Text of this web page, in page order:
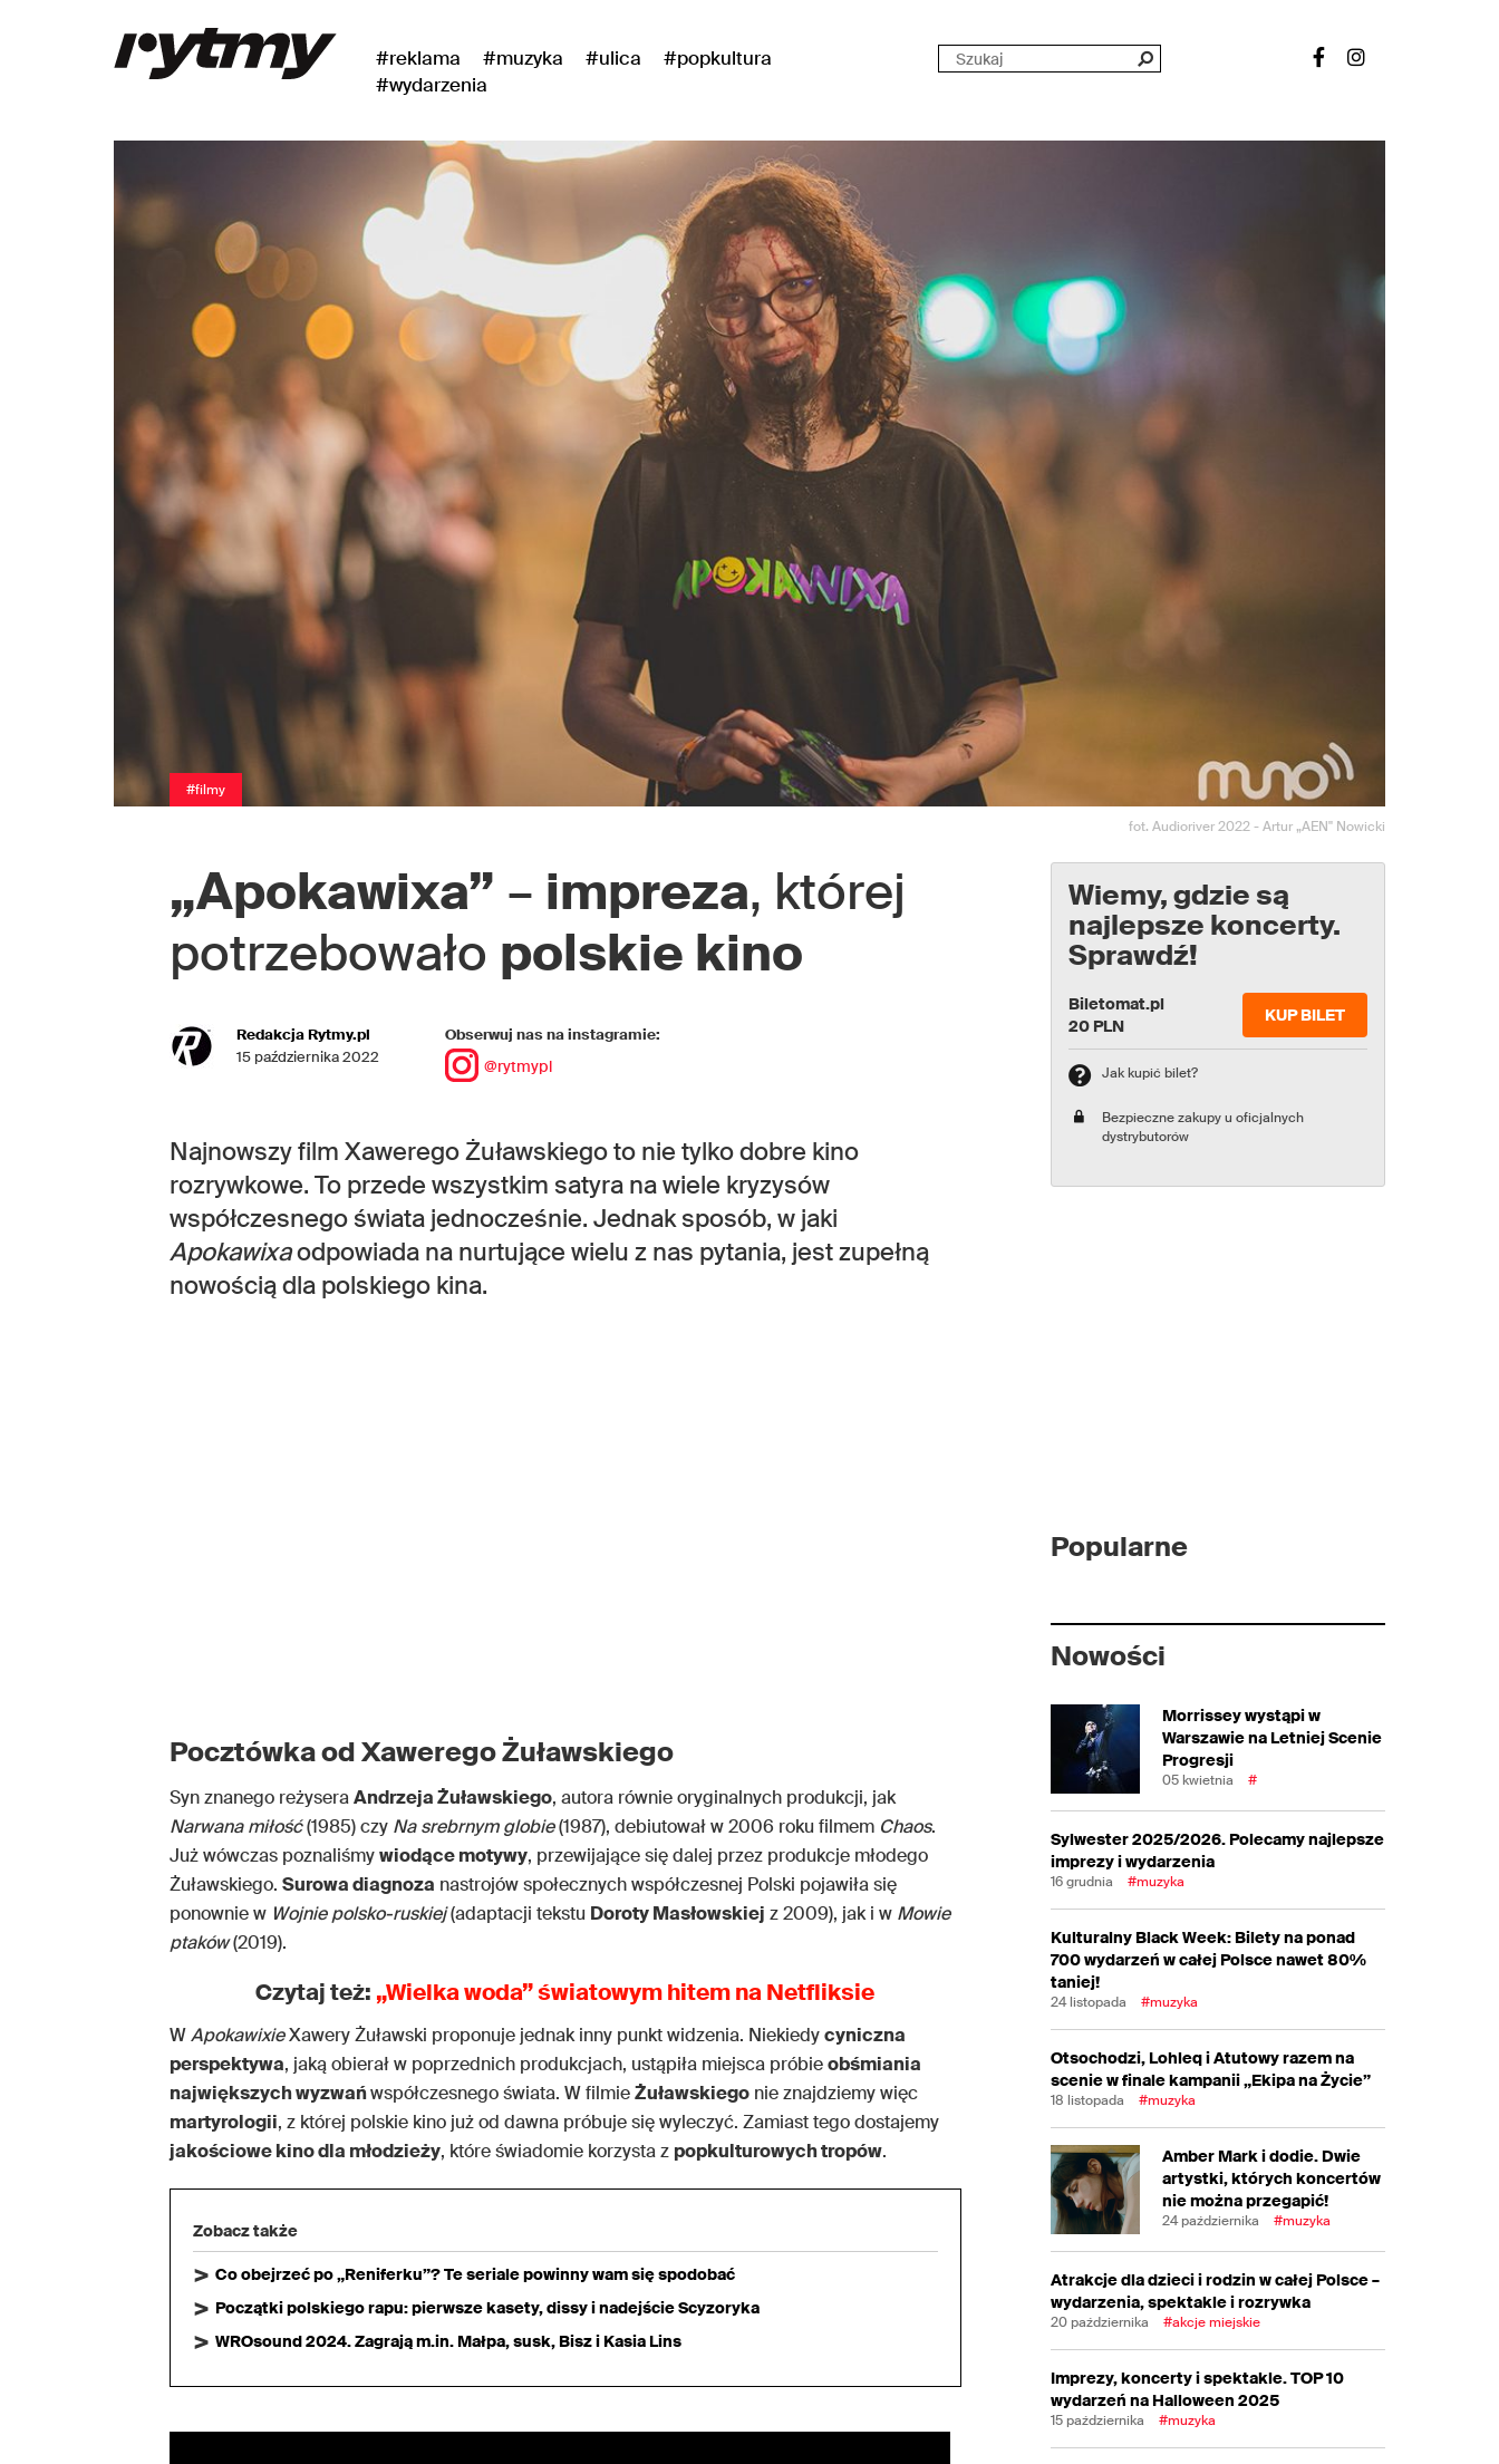
#reklama #muzyka #ulica
#popkultura
#wydarzenia
#filmy
fot. Audioriver 2022 - Artur „AEN" Nowicki
„Apokawixa” – impreza, której
potrzebowało polskie kino
Redakcja Rytmy.pl
15 października 2022
Obserwuj nas na instagramie:
@rytmypl
Najnowszy film Xawerego Żuławskiego to nie tylko dobre kino
rozrywkowe. To przede wszystkim satyra na wiele kryzysów
współczesnego świata jednocześnie. Jednak sposób, w jaki
Apokawixaodpowiada na nurtujące wielu z nas pytania, jest zupełną
nowością dla polskiego kina.
Pocztówka od Xawerego Żuławskiego
Syn znanego reżyseraAndrzeja Żuławskiego, autora równie oryginalnych produkcji, jak
Narwana miłość(1985) czy Na srebrnym globie(1987), debiutował w 2006 roku filmem Chaos.
Już wówczas poznaliśmywiodące motywy, przewijające się dalej przez produkcje młodego
Żuławskiego. Surowa diagnoza nastrojów społecznych współczesnej Polski pojawiła się
ponownie w Wojnie polsko-ruskiej(adaptacji tekstu Doroty Masłowskiej z 2009), jak i w Mowie
ptaków(2019).
Czytaj też: „Wielka woda” światowym hitem na Netfliksie
WApokawixieXawery Żuławski proponuje jednak inny punkt widzenia. Niekiedycyniczna
perspektywa, jaką obierał w poprzednich produkcjach, ustąpiła miejsca próbieobśmiania
największych wyzwańwspółczesnego świata. W filmieŻuławskiego nie znajdziemy więc
martyrologii, z której polskie kino już od dawna próbuje się wyleczyć. Zamiast tego dostajemy
jakościowe kino dla młodzieży, które świadomie korzysta z popkulturowych tropów.
Zobacz także
Co obejrzeć po „Reniferku”? Te seriale powinny wam się spodobać
Początki polskiego rapu: pierwsze kasety, dissy i nadejście Scyzoryka
WROsound 2024. Zagrają m.in. Małpa, susk, Bisz i Kasia Lins
Wiemy, gdzie są
najlepsze koncerty.
Sprawdź!
Biletomat.pl
20 PLN
KUP BILET
Jak kupić bilet?
Bezpieczne zakupy u oficjalnych
dystrybutorów
Popularne
Nowości
Morrissey wystąpi w
Warszawie na Letniej Scenie
Progresji
05 kwietnia #
Sylwester 2025/2026. Polecamy najlepsze
imprezy i wydarzenia
16 grudnia #muzyka
Kulturalny Black Week: Bilety na ponad
700 wydarzeń w całej Polsce nawet 80%
taniej!
24 listopada #muzyka
Otsochodzi, Lohleq i Atutowy razem na
scenie w finale kampanii „Ekipa na Życie”
18 listopada #muzyka
Amber Mark i dodie. Dwie
artystki, których koncertów
nie można przegapić!
24 października #muzyka
Atrakcje dla dzieci i rodzin w całej Polsce –
wydarzenia, spektakle i rozrywka
20 października #akcje miejskie
Imprezy, koncerty i spektakle. TOP 10
wydarzeń na Halloween 2025
15 października #muzyka